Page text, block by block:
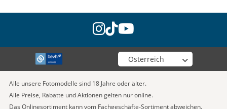
instagram
tiktok
youtube
Wähle deinen Shop
Alle unsere Fotomodelle sind 18 Jahre oder älter.
Alle Preise, Rabatte und Aktionen gelten nur online.
Das Onlinesortiment kann vom Fachgeschäfte-Sortiment abweichen.